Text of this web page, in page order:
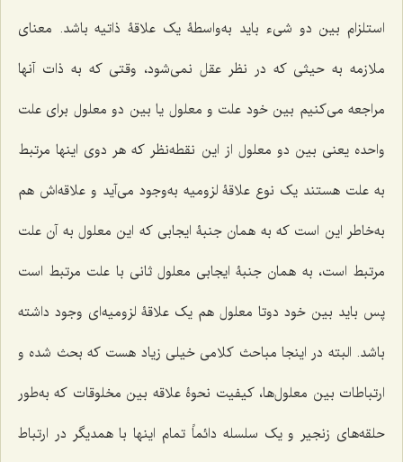
استلزام بین دو شیء باید به‌واسطۀ یک علاقۀ ذاتیه باشد. معناى
ملازمه به ‌حیثى ‌که در نظر عقل نمى‌شود، وقتى که به ذات آنها
مراجعه مى‌کنیم بین خود علت و معلول یا بین دو معلول براى علت
واحده یعنى بین دو معلول از این نقطه‌نظر که هر دوى اینها مرتبط
به علت هستند یک نوع علاقۀ لزومیه به‌وجود مى‌آید و علاقه‌اش هم
به‌خاطر این است که به همان جنبۀ ایجابى که این معلول به آن علت
مرتبط است، به همان جنبۀ ایجابى معلول ثانى با علت مرتبط است
پس باید بین خود دوتا معلول هم یک علاقۀ لزومیه‌اى وجود داشته
باشد. البته در اینجا مباحث کلامى خیلى زیاد هست که بحث شده و
ارتباطات بین معلول‌ها، کیفیت نحوۀ علاقه بین مخلوقات که به‌طور
حلقه‌های زنجیر و یک سلسله دائماً تمام اینها با همدیگر در ارتباط